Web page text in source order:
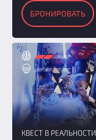
БРОНИРОВАТЬ
КВЕСТ В РЕАЛЬНОСТИ